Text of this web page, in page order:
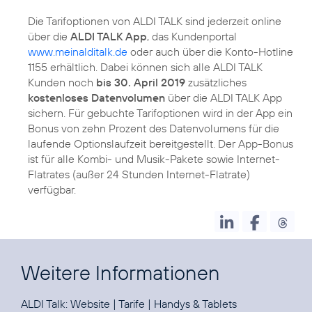
Die Tarifoptionen von ALDI TALK sind jederzeit online
über die ALDI TALK App, das Kundenportal
www.meinalditalk.de oder auch über die Konto-Hotline
1155 erhältlich. Dabei können sich alle ALDI TALK
Kunden noch bis 30. April 2019 zusätzliches
kostenloses Datenvolumen über die ALDI TALK App
sichern. Für gebuchte Tarifoptionen wird in der App ein
Bonus von zehn Prozent des Datenvolumens für die
laufende Optionslaufzeit bereitgestellt. Der App-Bonus
ist für alle Kombi- und Musik-Pakete sowie Internet-
Flatrates (außer 24 Stunden Internet-Flatrate)
verfügbar.
Weitere Informationen
ALDI Talk: Website | Tarife | Handys & Tablets